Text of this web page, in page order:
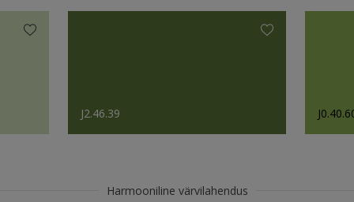
J2.46.39
Harmooniline värvilahendus